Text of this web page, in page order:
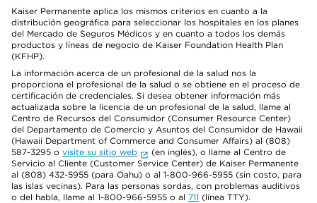
Kaiser Permanente aplica los mismos criterios en cuanto a la
distribución geográfica para seleccionar los hospitales en los planes
del Mercado de Seguros Médicos y en cuanto a todos los demás
productos y líneas de negocio de Kaiser Foundation Health Plan
(KFHP).
La información acerca de un profesional de la salud nos la
proporciona el profesional de la salud o se obtiene en el proceso de
certificación de credenciales. Si desea obtener información más
actualizada sobre la licencia de un profesional de la salud, llame al
Centro de Recursos del Consumidor (Consumer Resource Center)
del Departamento de Comercio y Asuntos del Consumidor de Hawaii
(Hawaii Department of Commerce and Consumer Affairs) al (808)
587-3295 o visite su sitio web
(en inglés), o llame al Centro de
Servicio al Cliente (Customer Service Center) de Kaiser Permanente
al (808) 432-5955 (para Oahu) o al 1-800-966-5955 (sin costo, para
las islas vecinas). Para las personas sordas, con problemas auditivos
o del habla, llame al 1-800-966-5955 o al 711 (línea TTY).